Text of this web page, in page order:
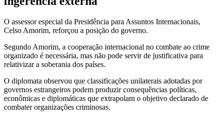
O assessor especial da Presidência para Assuntos Internacionais,
Celso Amorim, reforçou a posição do governo.
Segundo Amorim, a cooperação internacional no combate ao crime
organizado é necessária, mas não pode servir de justificativa para
relativizar a soberania dos países.
O diplomata observou que classificações unilaterais adotadas por
governos estrangeiros podem produzir consequências políticas,
econômicas e diplomáticas que extrapolam o objetivo declarado de
combater organizações criminosas.